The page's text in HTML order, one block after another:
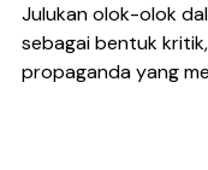
Julukan olok-olok
sebagai bentuk
propaganda yang